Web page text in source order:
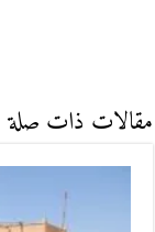
مقالات ذات صلة